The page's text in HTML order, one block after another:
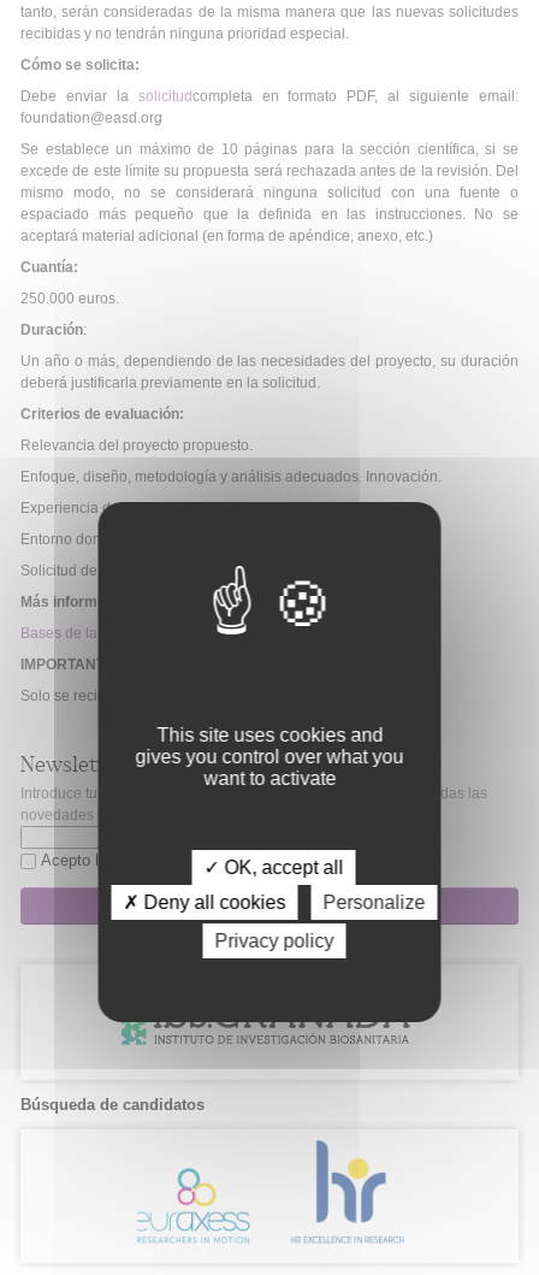
tanto, serán consideradas de la misma manera que las nuevas solicitudes
recibidas y no tendrán ninguna prioridad especial.
Cómo se solicita:
Debe enviar la solicitudcompleta en formato PDF, al siguiente email:
foundation@easd.org
Se establece un máximo de 10 páginas para la sección científica, si se
excede de este límite su propuesta será rechazada antes de la revisión. Del
mismo modo, no se considerará ninguna solicitud con una fuente o
espaciado más pequeño que la definida en las instrucciones. No se
aceptará material adicional (en forma de apéndice, anexo, etc.)
Cuantía:
250.000 euros.
Duración:
Un año o más, dependiendo de las necesidades del proyecto, su duración
deberá justificarla previamente en la solicitud.
Criterios de evaluación:
Relevancia del proyecto propuesto.
Enfoque, diseño, metodología y análisis adecuados. Innovación.
Experiencia del IP.
Entorno donde se desarrollará el proyecto.
Solicitud de un presupuesto adecuado.
Más información:
Bases de la convocatoria
IMPORTANTE
Solo se recibirán solicitudes vía e-mail.
Newsletter
Introduce tu correo electrónico si quieres mantenerte al día de todas las
novedades de Fibao.
Acepto la política de privacidad
Suscripción
Búsqueda de candidatos
This site uses cookies and
gives you control over what you
want to activate
✓ OK, accept all
✗ Deny all cookies
Personalize
Privacy policy